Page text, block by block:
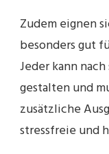
Zudem eignen
besonders gut
Jeder kann
gestalten und
zusätzliche
stressfreie und